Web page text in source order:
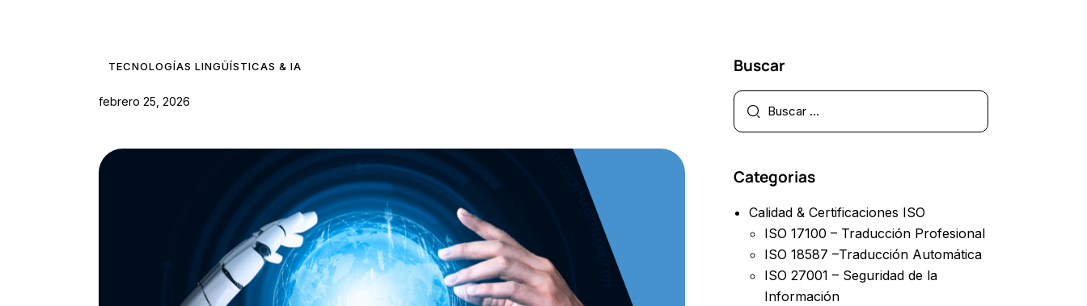
TECNOLOGÍAS LINGÜÍSTICAS & IA
febrero 25, 2026
Buscar
Categorias
Calidad & Certificaciones ISO
ISO 17100 – Traducción Profesional
ISO 18587 –Traducción Automática
ISO 27001 – Seguridad de la
Información